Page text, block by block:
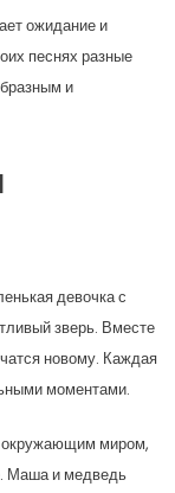
ожидание и
песнях разные
и
девочка с
зверь. Вместе
новому. Каждая
моментами.
окружающим миром,
Маша и медведь